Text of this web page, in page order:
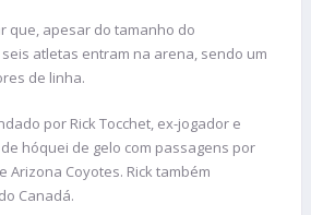
que, apesar do tamanho do
atletas entram na arena, sendo um
de linha.
por Rick Tocchet, ex-jogador e
hóquei de gelo com passagens por
e Arizona Coyotes. Rick também
Canadá.